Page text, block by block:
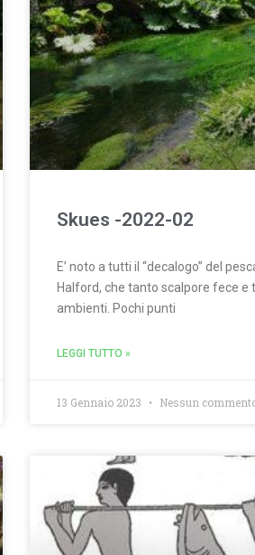
Skues -2022-02
E’ noto a tutti il “decalogo” del
Halford, che tanto scalpore fece e
ambienti. Pochi punti
LEGGI TUTTO »
13 Gennaio 2023 Nessun